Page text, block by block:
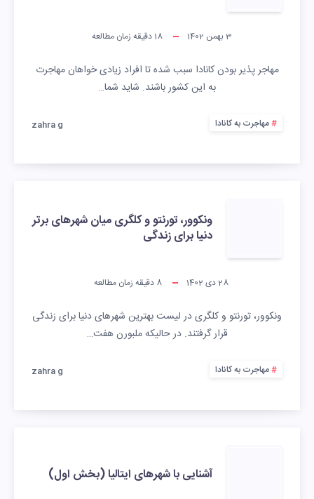
3 بهمن 1402 18دقیقه زمان مطالعه
مهاجر پذیر بودن کانادا سبب شده تا افراد زیادی خواهان مهاجرت
به این کشور باشند. شاید شما…
مهاجرت به کانادا zahra g
ونکوور، تورنتو و کلگری میان شهرهای برتر
دنیا برای زندگی
28 دی 1402 8 دقیقه زمان مطالعه
ونکوور، تورنتو و کلگری در لیست بهترین شهرهای دنیا برای زندگی
قرار گرفتند. در حالیکه ملبورن هفت…
مهاجرت به کانادا zahra g
آشنایی با شهرهای ایتالیا (بخش اول)